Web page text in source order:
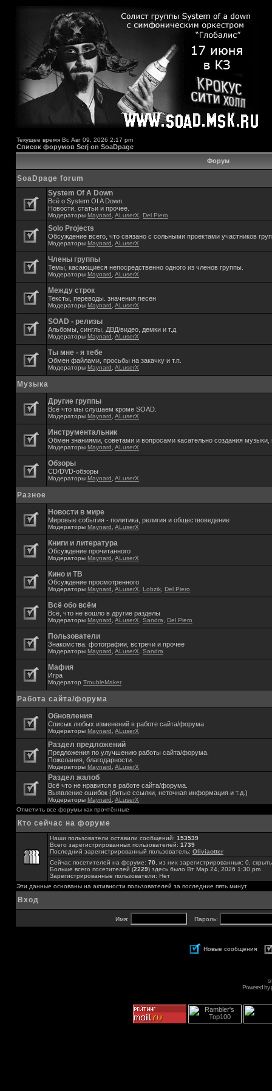
Текущее время Вс Авг 09, 2026 2:17 pm
Список форумов Serj on SoaDpage
Форум
SoaDpage forum
System Of A Down
Всё о System Of A Down.
Новости, статьи и прочее.
Модераторы Maynard ALuserX Del Piero
Solo Projects
Обсуждение всего, что связано с сольными проектами участников
Модераторы Maynard ALuserX
Члены группы
Темы, касающиеся непосредственно одного из членов группы.
Модераторы Maynard ALuserX
Между строк
Тексты, переводы. значения песен
Модераторы Maynard ALuserX
SOAD - релизы
Альбомы, синглы, ДВД/видео, демки и т.д
Модераторы Maynard ALuserX
Ты мне - я тебе
Обмен файлами, просьбы на закачку и т.п.
Модераторы Maynard ALuserX
Музыка
Другие группы
Всё что мы слушаем кроме SOAD.
Модераторы Maynard ALuserX
Инструментальник
Обмен знаниями, советами и вопросами касательно создания музыки,
Модераторы Maynard ALuserX
Обзоры
CD/DVD-обзоры
Модераторы Maynard ALuserX
Разное
Новости в мире
Мировые события - политика, религия и обществоведение
Модераторы Maynard ALuserX
Книги и литература
Обсуждение прочитанного
Модераторы Maynard ALuserX
Кино и ТВ
Обсуждение просмотренного
Модераторы Maynard ALuserX Lobzik Del Piero
Всё обо всём
Всё, что не вошло в другие разделы
Модераторы Maynard ALuserX Sandra Del Piero
Пользователи
Знакомства. фотографии, встречи и прочее
Модераторы Maynard ALuserX Sandra
Мафия
Игра
Модератор TroubleMaker
Работа сайта/форума
Обновления
Списык любых изменений в работе сайта/форума
Модераторы Maynard ALuserX
Раздел предложений
Предложения по улучшению работы сайта/форума.
Пожелания, благодарности.
Модераторы Maynard ALuserX
Раздел жалоб
Всё что не нравится в работе сайта/форума.
Выявление ошибок (битые ссылки, неточная информация и т.д.)
Модераторы Maynard ALuserX
Отметить все форумы как прочтённые
Кто сейчас на форуме
Наши пользователи оставили сообщений: 153539
Всего зарегистрированных пользователей: 1739
Последний зарегистрированный пользователь: Oliviaotter
Сейчас посетителей на форуме: 70 , из них зарегистрированных: 0,
Больше всего посетителей (2229) здесь было Вт Мар 24, 2026 1:30 pm
Зарегистрированные пользователи: Нет
Эти данные основаны на активности пользователей за последние пять минут
Вход
Имя: Пароль:
Новые сообщения
Powered by